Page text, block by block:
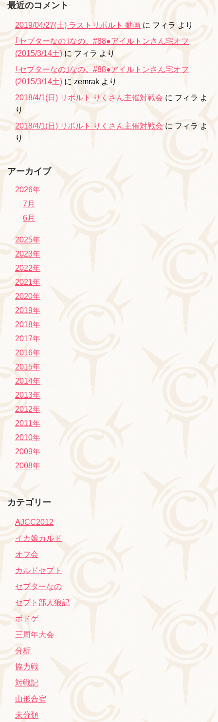
最近のコメント
2019/04/27(土) ラストリボルト 動画 に フィラ より
｢セプターなの｣なの。#88●アイルトンさん宅オフ
(2015/3/14土) に フィラ より
｢セプターなの｣なの。#88●アイルトンさん宅オフ
(2015/3/14土) に zemrak より
2018/4/1(日) リボルト りくさん主催対戦会 に フィラ よ
り
2018/4/1(日) リボルト りくさん主催対戦会 に フィラ よ
り
アーカイブ
2026年
7月
6月
2025年
2023年
2022年
2021年
2020年
2019年
2018年
2017年
2016年
2015年
2014年
2013年
2012年
2011年
2010年
2009年
2008年
カテゴリー
AJCC2012
イカ娘カルド
オフ会
カルドセプト
セプターなの
セプト部人狼記
ボドゲ
三周年大会
分析
協力戦
対戦記
山形合宿
未分類